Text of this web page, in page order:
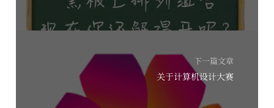
下一篇文章
关于计算机设计大赛